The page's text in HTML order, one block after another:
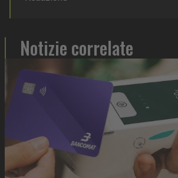
Notizie correlate